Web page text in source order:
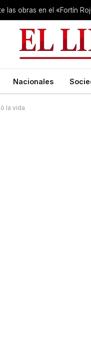
las obras en el «Fortín
Nacionales
la vida